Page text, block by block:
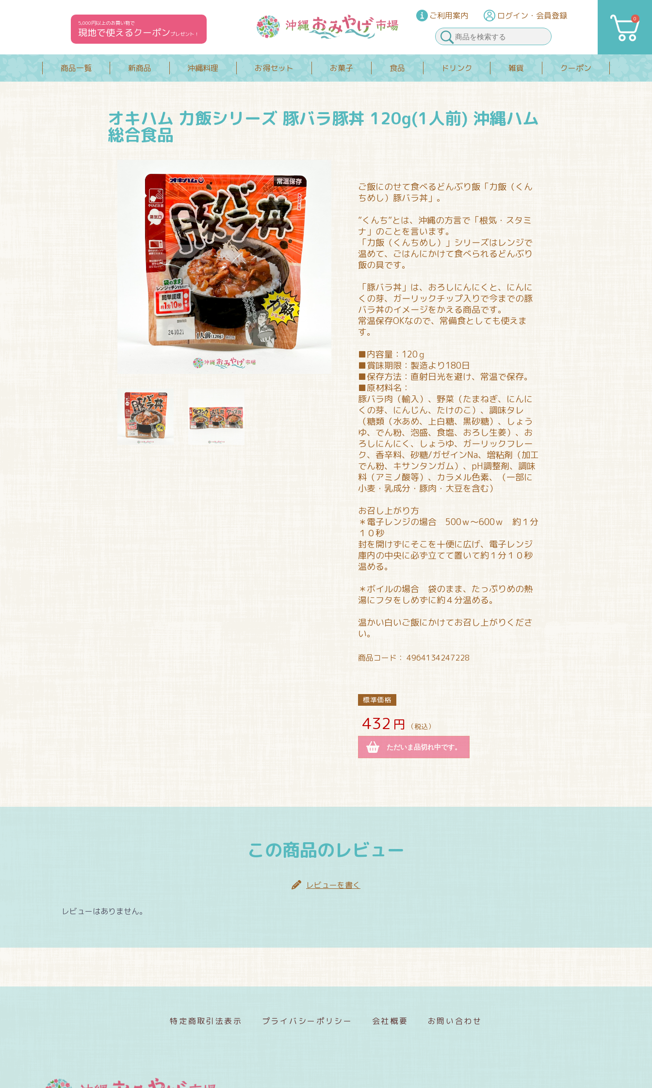
5,000円以上のお買い物で
現地で使えるクーポンプレゼント！
ご利用案内 ログイン ・会員登録 0
カート
商品一覧 新商品 沖縄料理 お得セット お菓子 食品 ドリンク 雑貨 クーポン
オキハム 力飯シリーズ 豚バラ豚丼 120g(1人前) 沖縄ハム
総合食品
ご飯にのせて食べるどんぶり飯「力飯（くん
ちめし）豚バラ丼」。
”くんち”とは、沖縄の方言で「根気・スタミ
ナ」のことを言います。
「力飯（くんちめし）」シリーズはレンジで
温めて、ごはんにかけて食べられるどんぶり
飯の具です。
「豚バラ丼」は、おろしにんにくと、にんに
くの芽、ガーリックチップ入りで今までの豚
バラ丼のイメージをかえる商品です。
常温保存OKなので、常備食としても使えま
す。
■内容量：120ｇ
■賞味期限：製造より180日
■保存方法：直射日光を避け、常温で保存。
■原材料名：
豚バラ肉（輸入）、野菜（たまねぎ、にんに
くの芽、にんじん、たけのこ）、調味タレ
（糖類（水あめ、上白糖、黒砂糖）、しょう
ゆ、でん粉、泡盛、食塩、おろし生姜）、お
ろしにんにく、しょうゆ、ガーリックフレー
ク、香辛料、砂糖/ガゼインNa、増粘剤（加工
でん粉、キサンタンガム）、pH調整剤、調味
料（アミノ酸等）、カラメル色素、（一部に
小麦・乳成分・豚肉・大豆を含む）
お召し上がり方
＊電子レンジの場合 500ｗ～600ｗ 約１分
１０秒
封を開けずにそこを十便に広げ、電子レンジ
庫内の中央に必ず立てて置いて約１分１０秒
温める。
＊ボイルの場合 袋のまま、たっぷりめの熱
湯にフタをしめずに約４分温める。
温かい白いご飯にかけてお召し上がりくださ
い。
商品コード： 4964134247228
標準価格
432 円 （税込）
ただいま品切れ中です。
この商品のレビュー
レビューを書く
レビューはありません。
特定商取引法表示 プライバシーポリシー 会社概要 お問い合わせ